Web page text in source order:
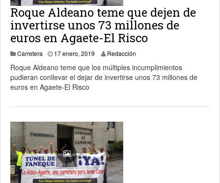
Roque Aldeano teme que dejen de
invertirse unos 73 millones de
euros en Agaete-El Risco
Carretera 17 enero, 2019 Redacción
Roque Aldeano teme que los múltiples incumplimientos
pudieran conllevar el dejar de invertirse unos 73 millones de
euros en Agaete-El Risco